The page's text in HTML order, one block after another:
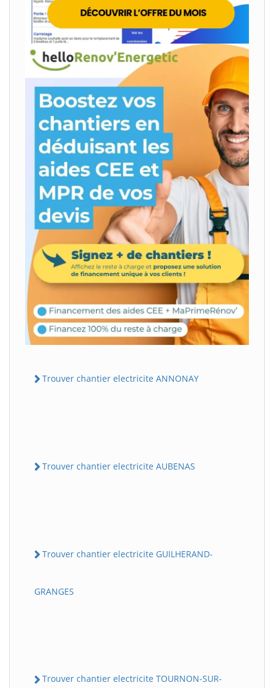
Trouver chantier electricite ANNONAY
Trouver chantier electricite AUBENAS
Trouver chantier electricite GUILHERAND-
GRANGES
Trouver chantier electricite TOURNON-SUR-